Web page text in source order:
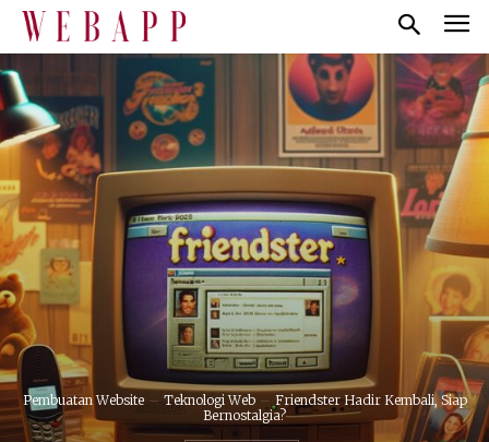
Pembuatan Website Teknologi Web
Friendster Hadir Kembali, Siap
Bernostalgia?